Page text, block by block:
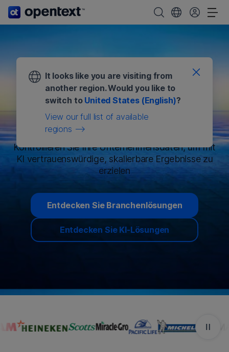
OpenText-Startseite. OpenTextWählen Sie Ihr
Sicheres
Informationsmanagement
für KI
Kontrollieren Sie Ihre Unternehmensdaten, um mit
KI vertrauenswürdige, skalierbare Ergebnisse zu
erzielen
Entdecken Sie Branchenlösungen
Entdecken Sie KI-Lösungen
It looks like you are visiting from
another region. Would you like to
switch to United States (English)?
View our full list of available
regions